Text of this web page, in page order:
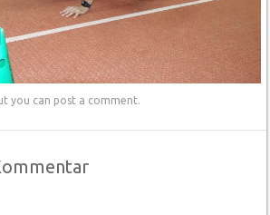
you can post a comment.